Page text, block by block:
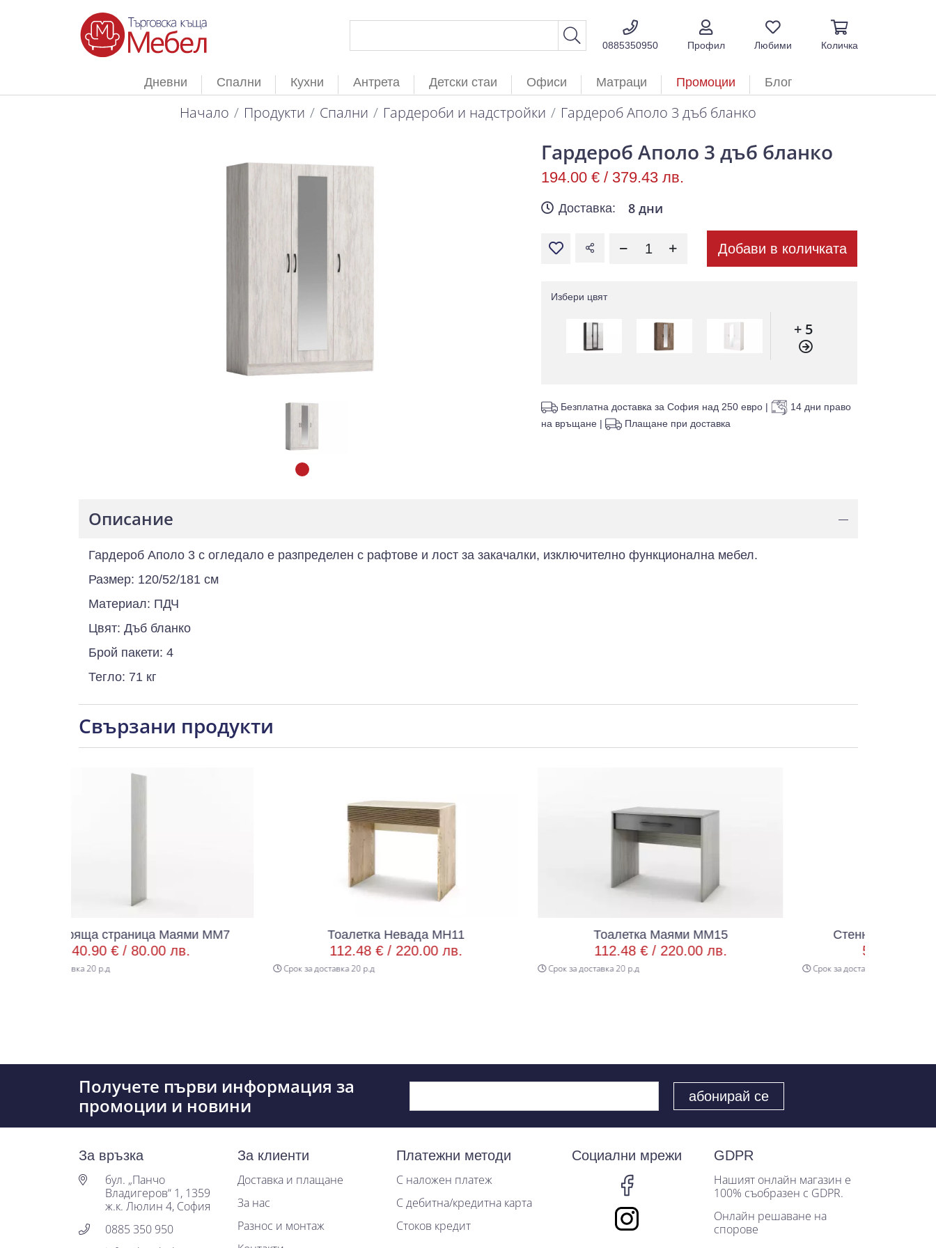
0885350950 Профил Любими Количка
Дневни Спални Кухни Антрета Детски стаи Офиси Матраци Промоции Блог
Начало Продукти Спални Гардероби и надстройки Гардероб Аполо 3 дъб бланко
Гардероб Аполо 3 дъб бланко
194.00 € / 379.43 лв.
Доставка: 8 дни
Добави в количката
Избери цвят
+ 5
Безплатна доставка за София над 250 евро |
14 дни право
на връщане | Плащане при доставка
Описание —
Гардероб Аполо 3 с огледало е разпределен с рафтове и лост за закачалки, изключително функционална мебел.
Размер: 120/52/181 см
Материал: ПДЧ
Цвят: Дъб бланко
Брой пакети: 4
Тегло: 71 кг
Свързани продукти
страница Маями ММ7
80.00 лв.
Тоалетка Невада МН11
220.00 лв.
Срок за доставка 20 р.д
Тоалетка Маями ММ15
220.00 лв.
Срок за доставка 20 р.д
Стенна етажерка Невада МН13
100.00 лв.
Срок за доставка 20 р.д
Получете първи информация за
промоции и новини
За връзка
бул. „Панчо
Владигеров“ 1, 1359
ж.к. Люлин 4, София
0885 350 950
За клиенти
Доставка и плащане
За нас
Разнос и монтаж
Платежни методи
С наложен платеж
С дебитна/кредитна карта
Стоков кредит
Социални мрежи
GDPR
Нашият онлайн магазин е
100% съобразен с GDPR.
Онлайн решаване на
спорове